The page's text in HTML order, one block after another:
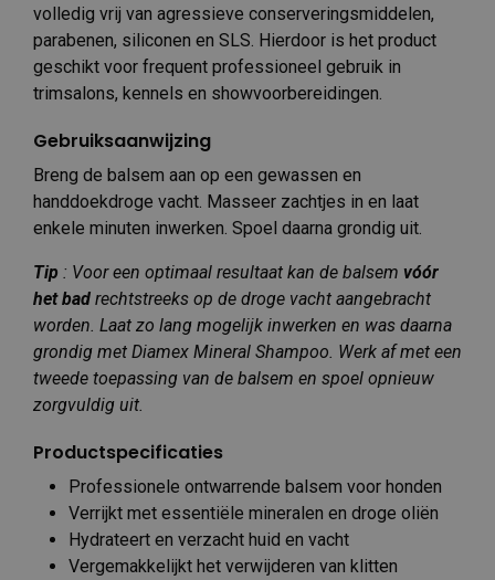
volledig vrij van agressieve conserveringsmiddelen,
parabenen, siliconen en SLS. Hierdoor is het product
geschikt voor frequent professioneel gebruik in
trimsalons, kennels en showvoorbereidingen.
Gebruiksaanwijzing
Breng de balsem aan op een gewassen en
handdoekdroge vacht. Masseer zachtjes in en laat
enkele minuten inwerken. Spoel daarna grondig uit.
Tip : Voor een optimaal resultaat kan de balsem vóór
het bad rechtstreeks op de droge vacht aangebracht
worden. Laat zo lang mogelijk inwerken en was daarna
grondig met Diamex Mineral Shampoo. Werk af met een
tweede toepassing van de balsem en spoel opnieuw
zorgvuldig uit.
Productspecificaties
Professionele ontwarrende balsem voor honden
Verrijkt met essentiële mineralen en droge oliën
Hydrateert en verzacht huid en vacht
Vergemakkelijkt het verwijderen van klitten